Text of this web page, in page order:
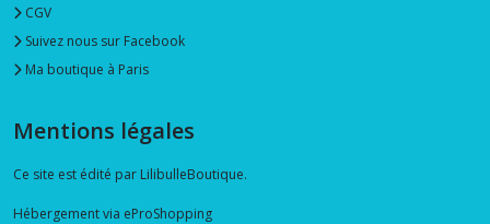
CGV
Suivez nous sur Facebook
Ma boutique à Paris
Mentions légales
Ce site est édité par LilibulleBoutique.
Hébergement via eProShopping